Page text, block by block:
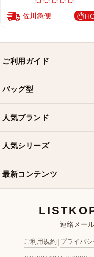
佐川急便
ご利用ガイド
配送について
返品・交換
お問い合わせ
バッグ型
ショルダーバッグ
クロスボディバッグ
ミニバッグ
バケットバッグ
人気ブランド
シャネルバッグ
ディオールバッグ
人気シリーズ
最新コンテンツ
新着アイテム
ブランドカテゴリ
連絡メール
ご利用規約 プライバ